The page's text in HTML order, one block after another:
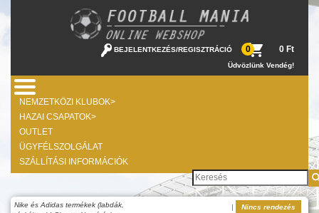
BEJELENTKEZÉS/REGISZTRÁCIÓ 0 0 Ft
Üdvözlünk Vendég!
NEMZETKÖZI KLUBOK>
HAZAI CSAPATOK>
OUTLET
ÜGYFÉLSZOLGÁLAT
SZÁLLÍTÁSI INFORMÁCIÓK
Nike és Adidas termékek (labdák,
| Nincs rendezés